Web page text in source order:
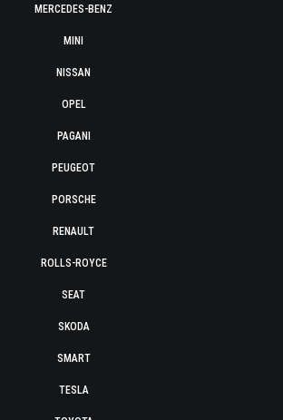
MERCEDES-BENZ
MINI
NISSAN
OPEL
PAGANI
PEUGEOT
PORSCHE
RENAULT
ROLLS-ROYCE
SEAT
SKODA
SMART
TESLA